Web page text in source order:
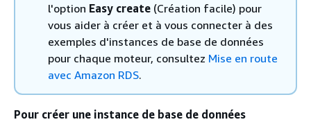
l'option Easy create (Création facile) pour
vous aider à créer et à vous connecter à des
exemples d'instances de base de données
pour chaque moteur, consultez Mise en route
avec Amazon RDS.
Pour créer une instance de base de données